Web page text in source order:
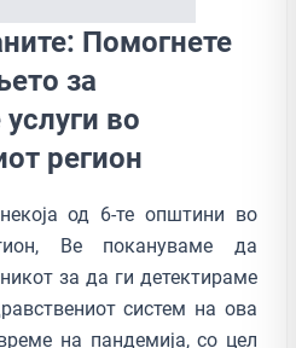
Помогнете
за
во
регион
од 6-те општини во
Ве покануваме да
за да ги детектираме
систем на ова
на пандемија, со цел